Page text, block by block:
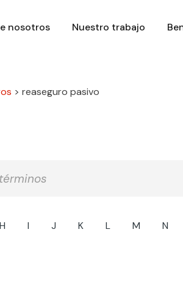
nosotros Nuestro trabajo
> reaseguro pasivo
H I J K L M N